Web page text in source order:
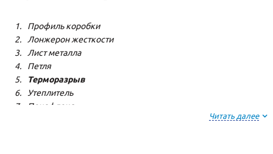
Профиль коробки
Лонжерон жесткости
Лист металла
Петля
Терморазрыв
Утеплитель
Пенофлекс
Читать далее